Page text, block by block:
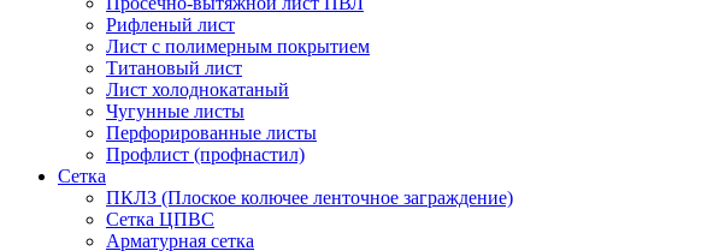
Рифленый лист
Лист с полимерным покрытием
Титановый лист
Лист холоднокатаный
Чугунные листы
Перфорированные листы
Профлист (профнастил)
Сетка
ПКЛЗ (Плоское колючее ленточное заграждение)
Сетка ЦПВС
Арматурная сетка